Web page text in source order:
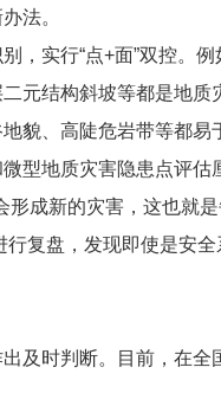
法。
，实行“点+面”双控。
元结构斜坡等都是地质
貌、高陡危岩带等都易
型地质灾害隐患点评
成新的灾害，这也就
复盘，发现即使是安
及时判断。目前，在